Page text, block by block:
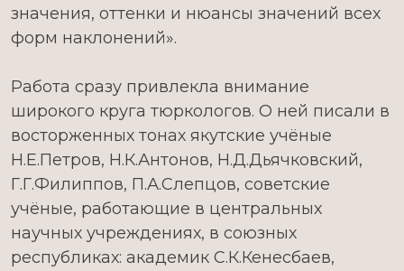
значения, оттенки и нюансы значений всех
форм наклонений».
Работа сразу привлекла внимание
широкого круга тюркологов. О ней писали в
восторженных тонах якутские учёные
Н.Е.Петров, Н.К.Антонов, Н.Д.Дьячковский,
Г.Г.Филиппов, П.А.Слепцов, советские
учёные, работающие в центральных
научных учреждениях, в союзных
республиках: академик С.К.Кенесбаев,